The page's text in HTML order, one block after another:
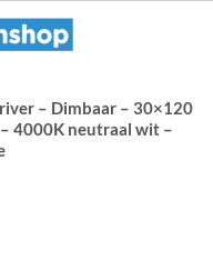
– Dimbaar – 30×120
4000K neutraal wit –